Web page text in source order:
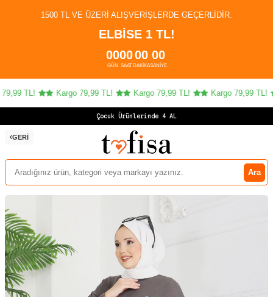
1500 TL VE ÜZERI ALIŞVERIŞLERDE GEÇERLIDIR.
ELBİSE 1 TL!
00
GÜN
00
SAAT
00
DAKIKA
00
SANIYE
TL! Kargo 79,99 TL! Kargo 79,99 TL! Kargo 79,99 TL!
Çocuk Ürünlerinde 4 AL 3
GERI
Ara